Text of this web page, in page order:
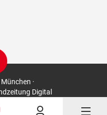
·
Digital